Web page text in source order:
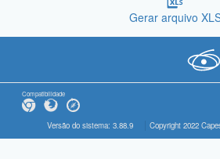
Gerar arquivo
Compatibilidade
Versão do sistema: 3.88.9 Copyright 2022